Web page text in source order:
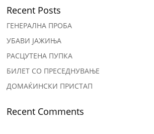
Recent Posts
ГЕНЕРАЛНА ПРОБА
УБАВИ ЈАЖИЊА
РАСЦУТЕНА ПУПКА
БИЛЕТ СО ПРЕСЕДНУВАЊЕ
ДОМАЌИНСКИ ПРИСТАП
Recent Comments